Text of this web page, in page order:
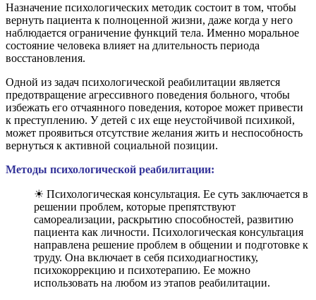
Назначение психологических методик состоит в том, чтобы
вернуть пациента к полноценной жизни, даже когда у него
наблюдается ограничение функций тела. Именно моральное
состояние человека влияет на длительность периода
восстановления.
Одной из задач психологической реабилитации является
предотвращение агрессивного поведения больного, чтобы
избежать его отчаянного поведения, которое может привести
к преступлению. У детей с их еще неустойчивой психикой,
может проявиться отсутствие желания жить и неспособность
вернуться к активной социальной позиции.
Методы психологической реабилитации:
☀ Психологическая консультация. Ее суть заключается в
решении проблем, которые препятствуют
самореализации, раскрытию способностей, развитию
пациента как личности. Психологическая консультация
направлена решение проблем в общении и подготовке к
труду. Она включает в себя психодиагностику,
психокоррекцию и психотерапию. Ее можно
использовать на любом из этапов реабилитации.